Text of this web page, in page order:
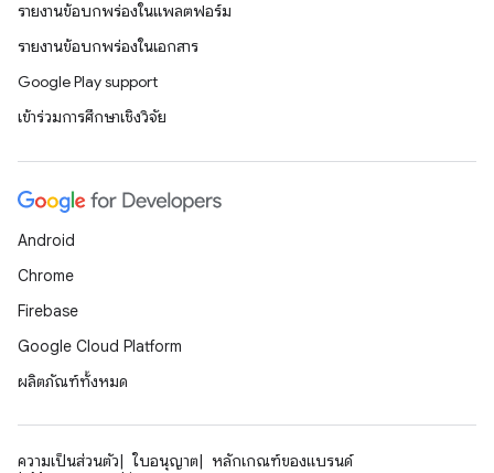
รายงานข้อบกพร่องในแพลตฟอร์ม
รายงานข้อบกพร่องในเอกสาร
Google Play support
เข้าร่วมการศึกษาเชิงวิจัย
Android
Chrome
Firebase
Google Cloud Platform
ผลิตภัณฑ์ทั้งหมด
ความเป็นส่วนตัว ใบอนุญาต
หลักเกณฑ์ของแบรนด์